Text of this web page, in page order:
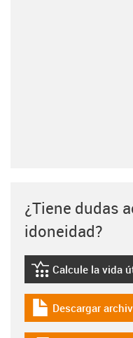
¿Tiene dudas
idoneidad?
igus-icon-
Calcule la vida
igus-icon-
Descargar